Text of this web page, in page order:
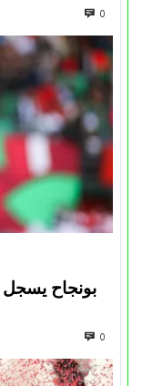
0
بونجاح
0